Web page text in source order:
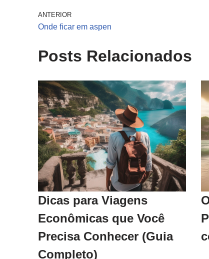
ANTERIOR
Onde ficar em aspen
Posts Relacionados
Dicas para Viagens
Econômicas que Você
Precisa Conhecer (Guia
Completo)